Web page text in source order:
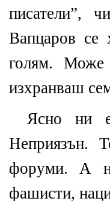
писатели”,
Вапцаров се
голям.
изхранваш
Ясно ни
Неприязън.
форуми. А
фашисти,